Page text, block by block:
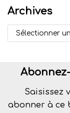
Archives
Saisissez
abonner à ce